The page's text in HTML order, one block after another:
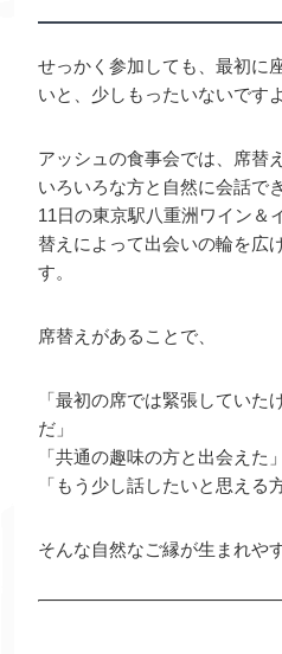
せっかく参加しても、最初に
いと、少しもったいないですよ
アッシュの食事会では、席替
いろいろな方と自然に会話で
11日の東京駅八重洲ワイン＆
替えによって出会いの輪を広
す。
席替えがあることで、
「最初の席では緊張していた
だ」
「共通の趣味の方と出会えた」
「もう少し話したいと思える
そんな自然なご縁が生まれや